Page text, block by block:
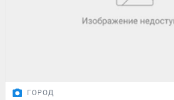
ГОРОД